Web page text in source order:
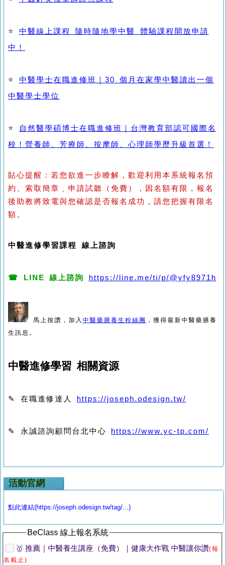
⭐ 中醫線上課程 隨時隨地學中醫 體驗課程開放申請
中！
⭐ 中醫學士在職進修班｜30 個月在家學中醫讀出一個
中醫學士學位
⭐
自然醫學碩博士在職進修班｜台灣教育部認可國際名
校！營養師、芳療師、按摩師、心理師學歷升級首選！
貼心提醒：若您欲進一步瞭解，歡迎利用本系統報名預
約、索取簡章﹑申請試聽（免費），因名額有限，報名
後助教將致電與您確認是否報名成功，請您把握有限名
額。
中醫進修學習課程 線上諮詢
☎ LINE 線上諮詢 https://line.me/ti/p/@yfy8971h
馬上按讚，加入 中醫藥膳養生粉絲團
，獲得最新中醫藥膳養
生訊息。
中醫進修學習 相關資源
✎ 在職進修達人 https://joseph.odesign.tw/
✎ 永誠諮詢顧問台北中心 https://www.yc-tp.com/
活動官網
點此連結(https://joseph.odesign.tw/tag/...)
BeClass 線上報名系統
🥇 推薦｜中醫養生講座（免費）｜健康大作戰 中醫讓你讚(報
名截止)